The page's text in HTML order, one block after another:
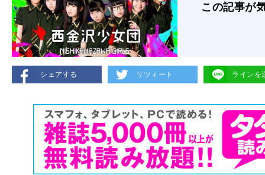
この記事が
シェアする リツィート ラインを